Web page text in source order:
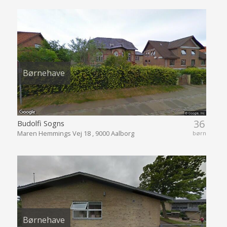
Børnehave
36
børn
Budolfi Sogns
Maren Hemmings Vej 18 , 9000 Aalborg
Børnehave